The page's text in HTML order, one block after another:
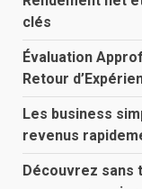
clés
Évaluation
Retour
Les business
revenus
Découvrez sans